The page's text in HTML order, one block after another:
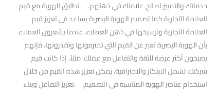
خدماتك والتمييز لصالح علامتك في ذهنهم. .تطابق الهوية مع قيم
العلامة التجارية كما تصميم الهوية البصرية يساعد في تعزيز قيم
العلامة التجارية وترسيخها في ذهن العملاء. عندما يشعرون العملاء
بأن الهوية البصرية تعبر عن القيم التي تحترمونها وتقدرونها، فإنهم
يصبحون أكثر عرضة للثقة والتفاعل مع عملك. مثلاً، إذا كانت قيم
شركتك تشمل الابتكار والاحترافية، يمكن تعزيز هذه القيم من خلال
استخدام عناصر الهوية المناسبة في التصميم. .تعزيز التفاعل وبناء